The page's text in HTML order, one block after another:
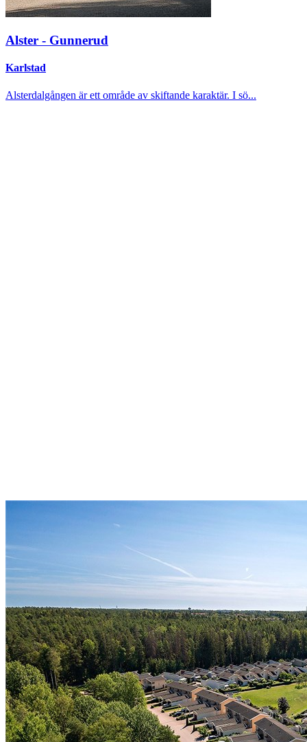
Alster - Gunnerud
Karlstad
Alsterdalgången är ett område av skiftande karaktär. I sö...